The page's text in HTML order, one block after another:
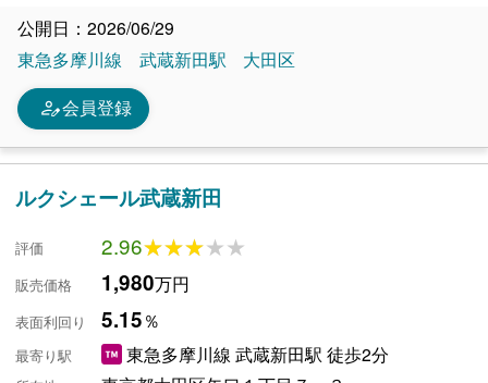
公開日：2026/06/29
東急多摩川線
武蔵新田駅 大田区
person_edit会員登録
ルクシェール武蔵新田
評価 2.96★★★★★
★★★★★
販売価格 1,980万円
表面利回り 5.15％
最寄り駅 東急多摩川線 武蔵新田駅 徒歩2分